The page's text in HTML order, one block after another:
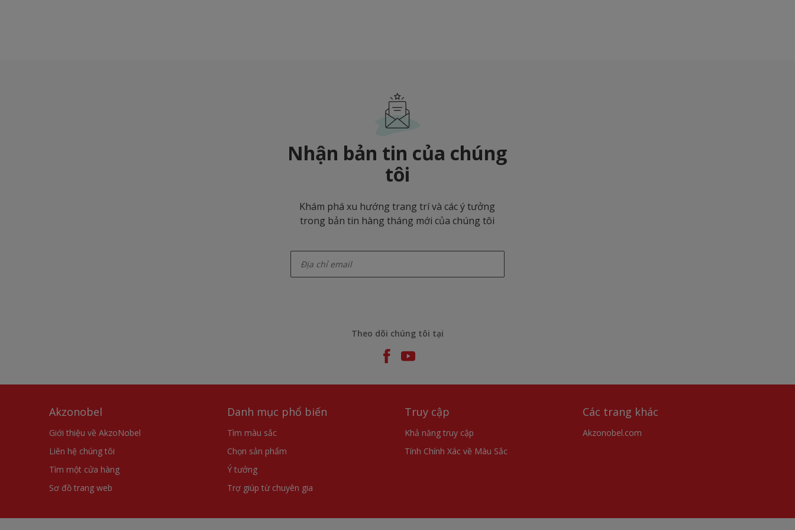
Nhận bản tin của chúng
tôi
Khám phá xu hướng trang trí và các ý tưởng
trong bản tin hàng tháng mới của chúng tôi
Theo dõi chúng tôi tại
Akzonobel
Giới thiệu về AkzoNobel
Liên hệ chúng tôi
Tìm một cửa hàng
Sơ đồ trang web
Danh mục phổ biến
Tìm màu sắc
Chọn sản phẩm
Ý tưởng
Trợ giúp từ chuyên gia
Truy cập
Khả năng truy cập
Tính Chính Xác về Màu Sắc
Các trang khác
Akzonobel.com